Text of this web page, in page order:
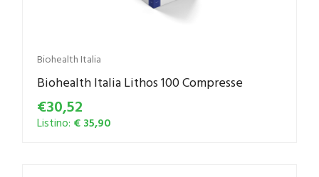
Biohealth Italia
Biohealth Italia Lithos 100 Compresse
€30,52
Listino: € 35,90